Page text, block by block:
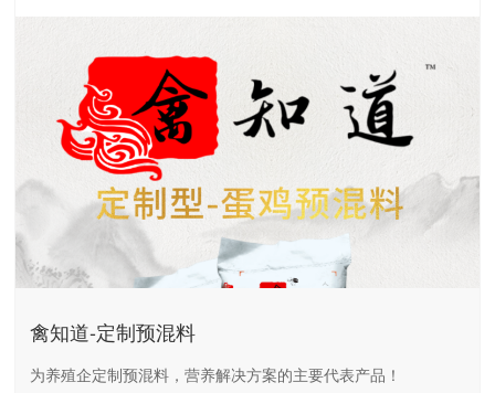
禽知道-定制预混料
为养殖企定制预混料，营养解决方案的主要代表产品！